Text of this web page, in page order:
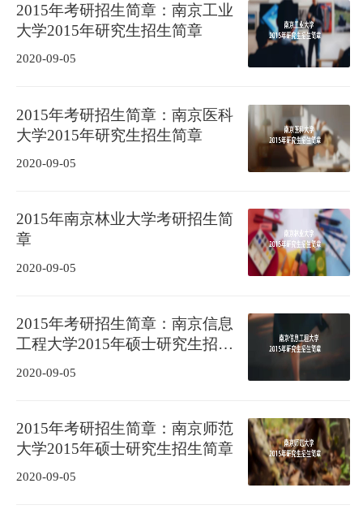
2015年考研招生简章：南京工业
大学2015年研究生招生简章
2020-09-05
2015年考研招生简章：南京医科
大学2015年研究生招生简章
2020-09-05
2015年南京林业大学考研招生简
章
2020-09-05
2015年考研招生简章：南京信息
工程大学2015年硕士研究生招生
简章
2020-09-05
2015年考研招生简章：南京师范
大学2015年硕士研究生招生简章
2020-09-05